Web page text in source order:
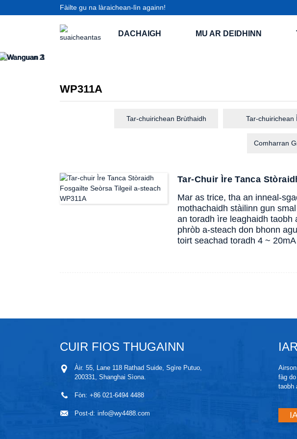
Fàilte gu na làraichean-lìn againn!
DACHAIGH MU AR DEIDHINN
WP311A
Tar-chuirichean Brùthaidh Tar-chuirichean
Comharran
Tar-Chuir Ìre Tanca
Mar as trice, tha an inneal-
mothachaidh stàilinn gun
an toradh ìre leaghaidh taobh
phròb a-steach don bhonn
toirt seachad toradh 4 ~
CUIR FIOS THUGAINN
Àir. 55, Lane 118 Rathad Suide, Sgìre Putuo,
200331, Shanghai Sìona.
Fòn: +86 021-6494 4488
Post-d: info@wy4488.com
fàg
taobh